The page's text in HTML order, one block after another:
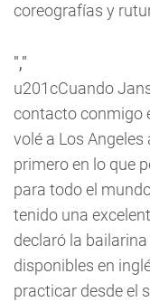
coreografías y
","
u201cCuando
contacto conmigo
volé a Los
primero en lo que
para todo el
tenido una
declaró la
disponibles en
practicar desde el